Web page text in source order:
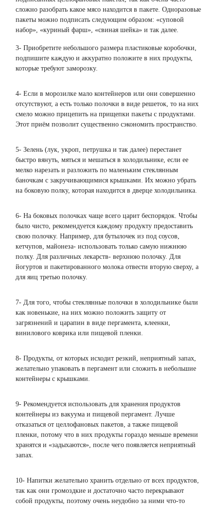
сложно разобрать какое мясо находится в пакете. Одноразовые
пакеты можно подписать следующим образом: «суповой
набор», «куриный фарш», «свиная шейка» и так далее.
3- Приобретите небольшого размера пластиковые коробочки,
подпишите каждую и аккуратно положите в них продукты,
которые требуют заморозку.
4- Если в морозилке мало контейнеров или они совершенно
отсутствуют, а есть только полочки в виде решеток, то на них
смело можно прицепить на прищепки пакеты с продуктами.
Этот приём позволит существенно сэкономить пространство.
5- Зелень (лук, укроп, петрушка и так далее) перестанет
быстро вянуть, мяться и мешаться в холодильнике, если ее
мелко нарезать и разложить по маленьким стеклянным
баночкам с закручивающимися крышками. Их можно убрать
на боковую полку, которая находится в дверце холодильника.
6- На боковых полочках чаще всего царит беспорядок. Чтобы
было чисто, рекомендуется каждому продукту предоставить
свою полочку. Например, для бутылочек из под соусов,
кетчупов, майонеза- использовать только самую нижнюю
полку. Для различных лекарств- верхнюю полочку. Для
йогуртов и пакетированного молока отвести вторую сверху, а
для яиц третью полочку.
7- Для того, чтобы стеклянные полочки в холодильнике были
как новенькие, на них можно положить защиту от
загрязнений и царапин в виде пергамента, клеенки,
винилового коврика или пищевой пленки.
8- Продукты, от которых исходит резкий, неприятный запах,
желательно упаковать в пергамент или сложить в небольшие
контейнеры с крышками.
9- Рекомендуется использовать для хранения продуктов
контейнеры из вакуума и пищевой пергамент. Лучше
отказаться от целлофановых пакетов, а также пищевой
пленки, потому что в них продукты гораздо меньше времени
хранятся и «задыхаются», после чего появляется неприятный
запах.
10- Напитки желательно хранить отдельно от всех продуктов,
так как они громоздкие и достаточно часто перекрывают
собой продукты, поэтому очень неудобно за ними что-то